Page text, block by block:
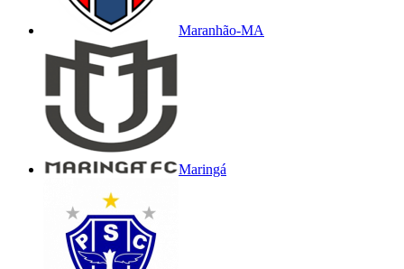
Maranhão-MA
Maringá